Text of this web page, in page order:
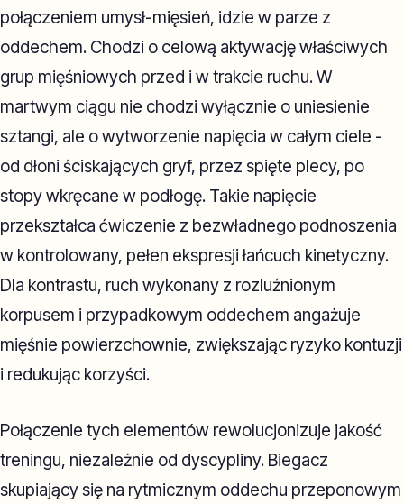
połączeniem umysł-mięsień, idzie w parze z
oddechem. Chodzi o celową aktywację właściwych
grup mięśniowych przed i w trakcie ruchu. W
martwym ciągu nie chodzi wyłącznie o uniesienie
sztangi, ale o wytworzenie napięcia w całym ciele -
od dłoni ściskających gryf, przez spięte plecy, po
stopy wkręcane w podłogę. Takie napięcie
przekształca ćwiczenie z bezwładnego podnoszenia
w kontrolowany, pełen ekspresji łańcuch kinetyczny.
Dla kontrastu, ruch wykonany z rozluźnionym
korpusem i przypadkowym oddechem angażuje
mięśnie powierzchownie, zwiększając ryzyko kontuzji
i redukując korzyści.
Połączenie tych elementów rewolucjonizuje jakość
treningu, niezależnie od dyscypliny. Biegacz
skupiający się na rytmicznym oddechu przeponowym